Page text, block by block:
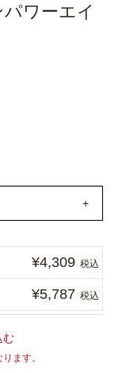
パワーエイ
円お得に！
）＋（送料最大
に商品をお届
¥4,309 税込
¥5,787 税込
む
ます。